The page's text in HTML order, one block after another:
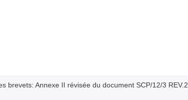
brevets: Annexe II révisée du document SCP/12/3 REV.2